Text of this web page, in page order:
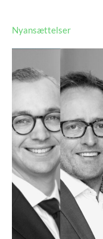
Nyansættelser